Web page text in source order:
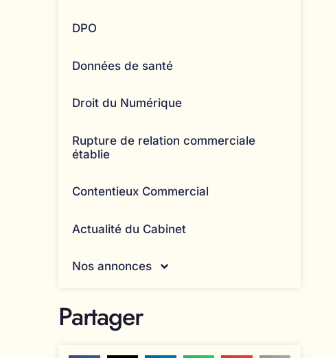
DPO
Données de santé
Droit du Numérique
Rupture de relation commerciale
établie
Contentieux Commercial
Actualité du Cabinet
Nos annonces
Partager